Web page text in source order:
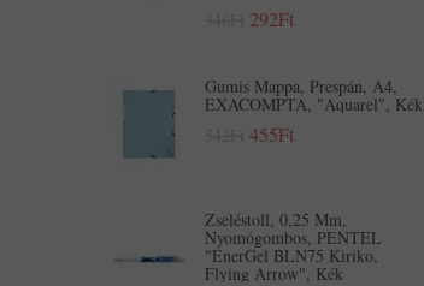
292Ft
Gumis Mappa, Prespán, A4,
EXACOMPTA, "Aquarel", Kék
455Ft
Zseléstoll, 0,25 Mm,
Nyomógombos, PENTEL
"EnerGel BLN75 Kiriko,
Flying Arrow", Kék